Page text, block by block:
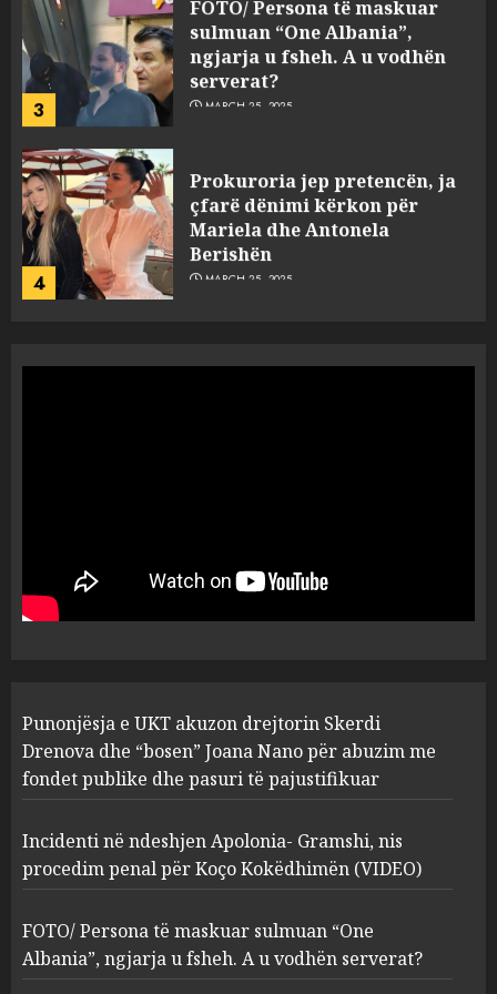
3
FOTO/ Persona të maskuar
sulmuan “One Albania”,
ngjarja u fsheh. A u vodhën
serverat?
MARCH 25, 2025
4
Prokuroria jep pretencën, ja
çfarë dënimi kërkon për
Mariela dhe Antonela
Berishën
MARCH 25, 2025
1
“bosen” Joana Nano për
abuzim me fondet publike dhe
pasuri të pajustifikuar
2
Apolonia- Gramshi, nis
procedim penal për Koço
Kokëdhimën (VIDEO)
MARCH 27, 2025
3
FOTO/ Persona të maskuar
sulmuan “One Albania”,
ngjarja u fsheh. A u vodhën
serverat?
Punonjësja e UKT akuzon drejtorin Skerdi
Drenova dhe “bosen” Joana Nano për abuzim me
fondet publike dhe pasuri të pajustifikuar
Incidenti në ndeshjen Apolonia- Gramshi, nis
procedim penal për Koço Kokëdhimën (VIDEO)
FOTO/ Persona të maskuar sulmuan “One
Albania”, ngjarja u fsheh. A u vodhën serverat?